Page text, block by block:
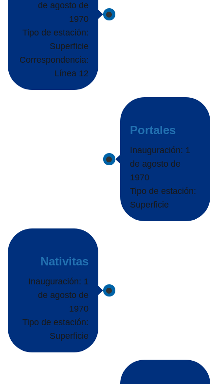
de agosto de
1970
Tipo de estación:
Superficie
Correspondencia:
Línea 12
Portales
Inauguración: 1
de agosto de
1970
Tipo de estación:
Superficie
Nativitas
Inauguración: 1
de agosto de
1970
Tipo de estación:
Superficie